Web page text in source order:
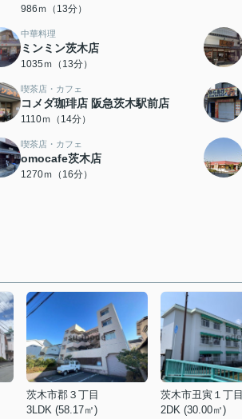
986ｍ（13分）
中華料理
ミンミン茨木店
1035ｍ（13分）
喫茶店・カフェ
コメダ珈琲店 阪急茨木駅前店
1110ｍ（14分）
喫茶店・カフェ
omocafe茨木店
1270ｍ（16分）
茨木市郡３丁目
3LDK (58.17㎡)
茨木市丑寅１丁目
2DK (30.00㎡)